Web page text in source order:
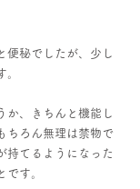
便秘でしたが、少し
。
か、きちんと機能し
ちろん無理は禁物で
持てるようになった
です。